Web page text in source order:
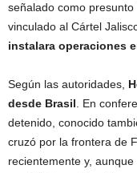
señalado como
vinculado al Cártel
instalara operaciones
Según las autoridades,
desde Brasil . En
detenido, conocido
cruzó por la frontera de
recientemente y,